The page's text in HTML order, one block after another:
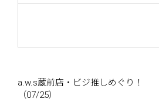
a.w.s蔵前店・ビジ推しめぐり！
（07/25）